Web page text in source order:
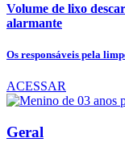
Volume de lixo
alarmante
Os responsáveis pela
ACESSAR
Geral